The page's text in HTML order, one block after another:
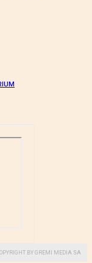
BY GREMI MEDIA SA